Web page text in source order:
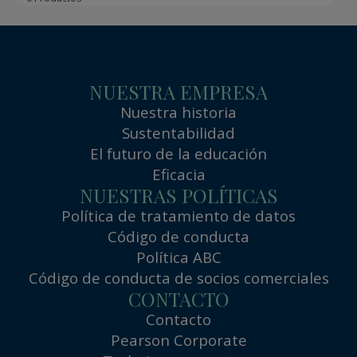
NUESTRA EMPRESA
Nuestra historia
Sustentabilidad
El futuro de la educación
Eficacia
NUESTRAS POLÍTICAS
Política de tratamiento de datos
Código de conducta
Política ABC
Código de conducta de socios comerciales
CONTACTO
Contacto
Pearson Corporate